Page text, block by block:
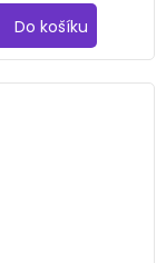
Do košíku